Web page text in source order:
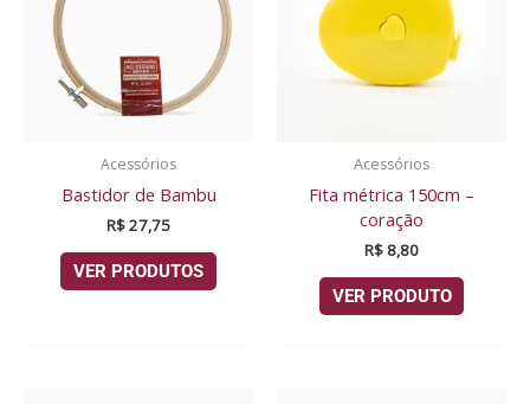
Acessórios
Bastidor de Bambu
R$27,75
VER PRODUTOS
Acessórios
Fita métrica 150cm –
coração
R$ 8,80
VER PRODUTO